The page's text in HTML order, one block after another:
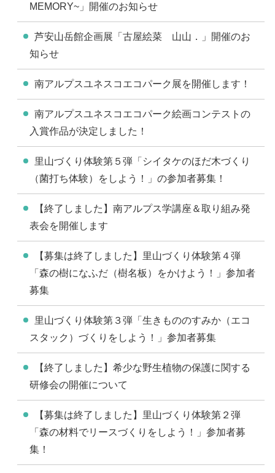
MEMORY~」開催のお知らせ
芦安山岳館企画展「古屋絵菜 山山．」開催のお
知らせ
南アルプスユネスコエコパーク展を開催します！
南アルプスユネスコエコパーク絵画コンテストの
入賞作品が決定しました！
里山づくり体験第５弾「シイタケのほだ木づくり
（菌打ち体験）をしよう！」の参加者募集！
【終了しました】南アルプス学講座＆取り組み発
表会を開催します
【募集は終了しました】里山づくり体験第４弾
「森の樹になふだ（樹名板）をかけよう！」参加者
募集
里山づくり体験第３弾「生きもののすみか（エコ
スタック）づくりをしよう！」参加者募集
【終了しました】希少な野生植物の保護に関する
研修会の開催について
【募集は終了しました】里山づくり体験第２弾
「森の材料でリースづくりをしよう！」参加者募
集！